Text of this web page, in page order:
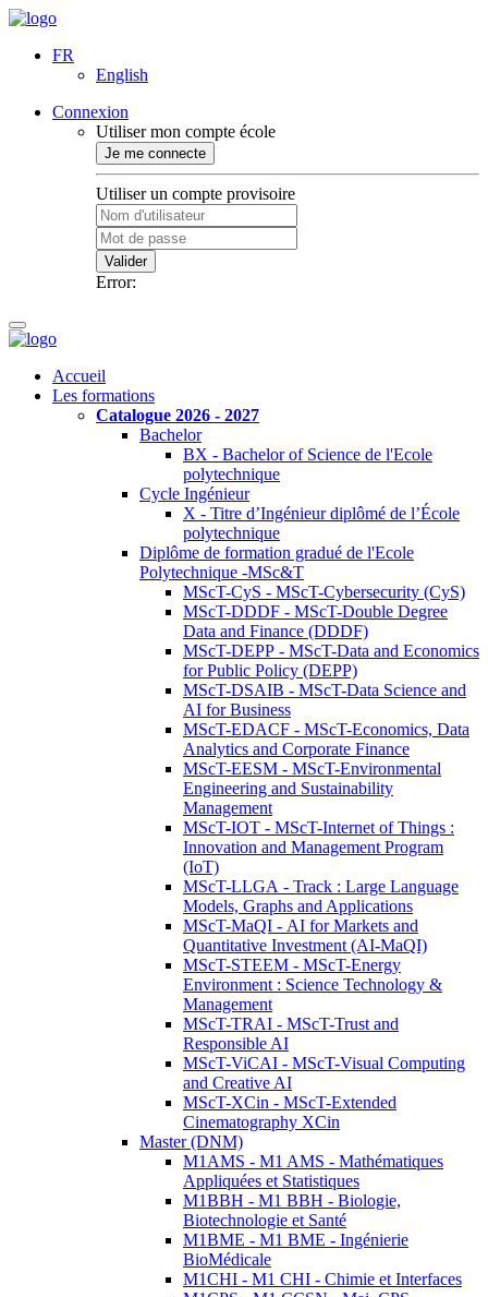
FR
English
Connexion
Utiliser mon compte école
Je me connecte
Utiliser un compte provisoire
Valider
Error:
Accueil
Les formations
Catalogue 2026 - 2027
Bachelor
BX - Bachelor of Science de l'Ecole
polytechnique
Cycle Ingénieur
X - Titre d’Ingénieur diplômé de l’École
polytechnique
Diplôme de formation gradué de l'Ecole
Polytechnique -MSc&T
MScT-CyS - MScT-Cybersecurity (CyS)
MScT-DDDF - MScT-Double Degree
Data and Finance (DDDF)
MScT-DEPP - MScT-Data and Economics
for Public Policy (DEPP)
MScT-DSAIB - MScT-Data Science and
AI for Business
MScT-EDACF - MScT-Economics, Data
Analytics and Corporate Finance
MScT-EESM - MScT-Environmental
Engineering and Sustainability
Management
MScT-IOT - MScT-Internet of Things :
Innovation and Management Program
(IoT)
MScT-LLGA - Track : Large Language
Models, Graphs and Applications
MScT-MaQI - AI for Markets and
Quantitative Investment (AI-MaQI)
MScT-STEEM - MScT-Energy
Environment : Science Technology &
Management
MScT-TRAI - MScT-Trust and
Responsible AI
MScT-ViCAI - MScT-Visual Computing
and Creative AI
MScT-XCin - MScT-Extended
Cinematography XCin
Master (DNM)
M1AMS - M1 AMS - Mathématiques
Appliquées et Statistiques
M1BBH - M1 BBH - Biologie,
Biotechnologie et Santé
M1BME - M1 BME - Ingénierie
BioMédicale
M1CHI - M1 CHI - Chimie et Interfaces